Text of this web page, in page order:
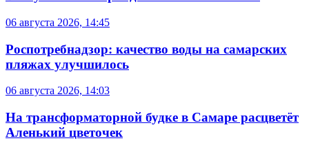
06 августа 2026, 14:45
Роспотребнадзор: качество воды на самарских
пляжах улучшилось
06 августа 2026, 14:03
На трансформаторной будке в Самаре расцветёт
Аленький цветочек